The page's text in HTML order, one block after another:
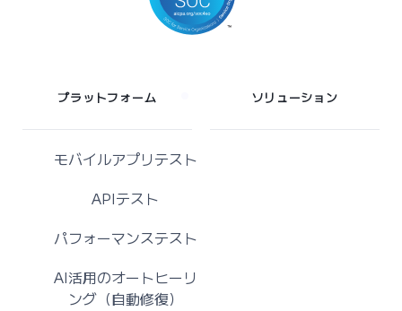
プラットフォーム
モバイルアプリテスト
APIテスト
パフォーマンステスト
AI活用のオートヒーリ
ング（自動修復）
ソリューション